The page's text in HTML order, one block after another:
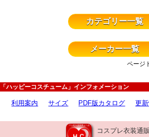
カテゴリー一覧
メーカー一覧
ページ
「ハッピーコスチューム」インフォメーション
利用案内 サイズ PDF版カタログ 更
コスプレ衣装通販